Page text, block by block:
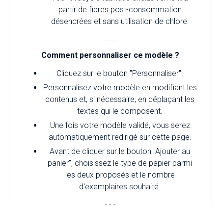
partir de fibres post-consommation
désencrées et sans utilisation de chlore.
- - -
Comment personnaliser ce modèle ?
Cliquez sur le bouton "Personnaliser".
Personnalisez votre modèle en modifiant les
contenus et, si nécessaire, en déplaçant les
textes qui le composent.
Une fois votre modèle validé, vous serez
automatiquement redirigé sur cette page.
Avant de cliquer sur le bouton "Ajouter au
panier", choisissez le type de papier parmi
les deux proposés et le nombre
d'exemplaires souhaité.